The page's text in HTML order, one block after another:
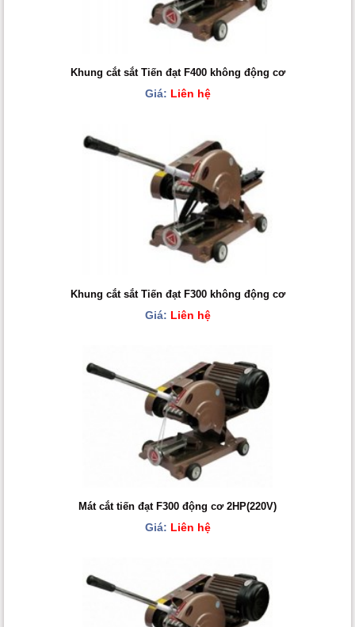
Khung cắt sắt Tiến đạt F400 không động cơ
Giá: Liên hệ
Khung cắt sắt Tiến đạt F300 không động cơ
Giá: Liên hệ
Mát cắt tiến đạt F300 động cơ 2HP(220V)
Giá: Liên hệ